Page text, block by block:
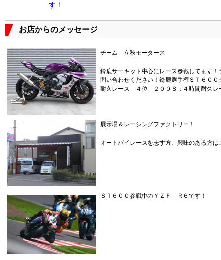
す！
お店からのメッセージ
チーム 立秋モータース
鈴鹿サーキット中心にレース参戦してます
問い合わせください！鈴鹿選手権ＳＴ６０
耐久レース ４位 ２００８：４時間耐久
展示場＆レーシングファクトリー！
オートバイレースを志す方、興味のある方は
ＳＴ６００参戦中のＹＺＦ－Ｒ６です！